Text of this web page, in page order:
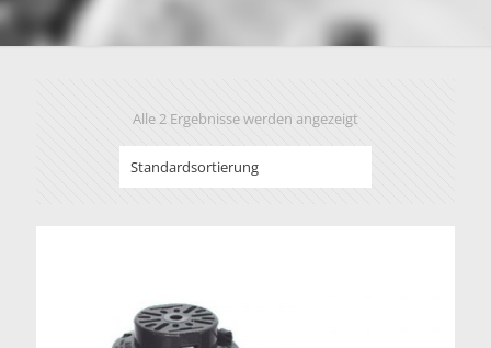
Alle 2 Ergebnisse werden angezeigt